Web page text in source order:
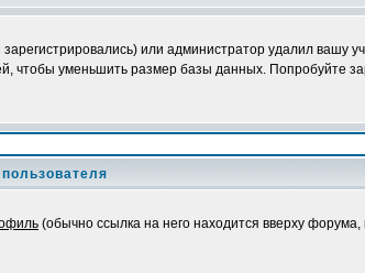
или администратор удалил вашу
уменьшить размер базы данных. Попробуйте
(обычно ссылка на него находится вверху